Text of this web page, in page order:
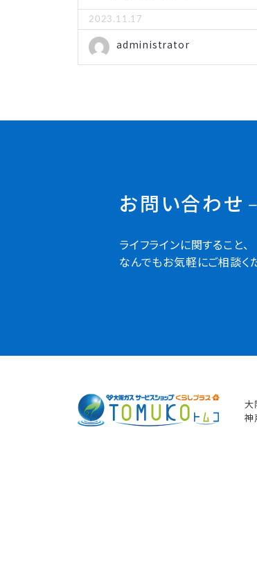
2023.11.17
administrator
お問い合わせ
ライフラインに関すること、
なんでもお気軽にご相談く
大
神